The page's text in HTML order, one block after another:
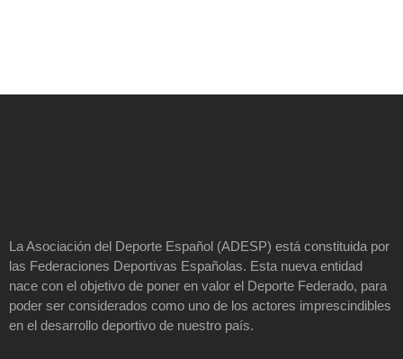
La Asociación del Deporte Español (ADESP) está constituida por
las Federaciones Deportivas Españolas. Esta nueva entidad
nace con el objetivo de poner en valor el Deporte Federado, para
poder ser considerados como uno de los actores imprescindibles
en el desarrollo deportivo de nuestro país.